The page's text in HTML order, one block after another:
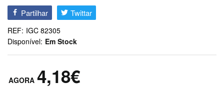
Partilhar Twittar
REF: IGC 82305
Disponível: Em Stock
4,18€